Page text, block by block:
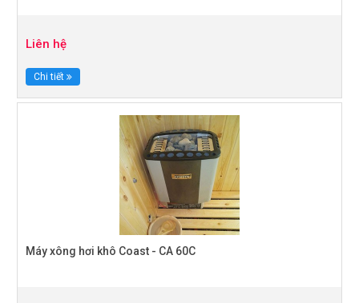
Liên hệ
Chi tiết
Máy xông hơi khô Coast - CA 60C